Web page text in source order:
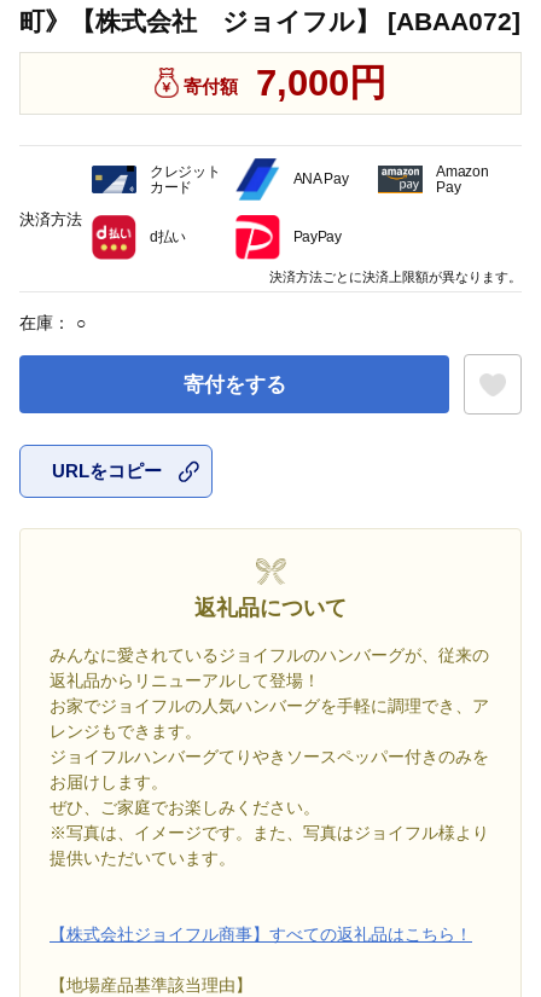
町》【株式会社 ジョイフル】 [ABAA072]
寄付額 7,000円
在庫： ○
寄付をする
URLをコピー
返礼品について
みんなに愛されているジョイフルのハンバーグが、従来の
返礼品からリニューアルして登場！
お家でジョイフルの人気ハンバーグを手軽に調理でき、ア
レンジもできます。
ジョイフルハンバーグてりやきソースペッパー付きのみを
お届けします。
ぜひ、ご家庭でお楽しみください。
※写真は、イメージです。また、写真はジョイフル様より
提供いただいています。
【株式会社ジョイフル商事】すべての返礼品はこちら！
【地場産品基準該当理由】
決済方法
クレジット
カード
ANA Pay
Amazon
Pay
d払い PayPay
決済方法ごとに決済上限額が異なります。